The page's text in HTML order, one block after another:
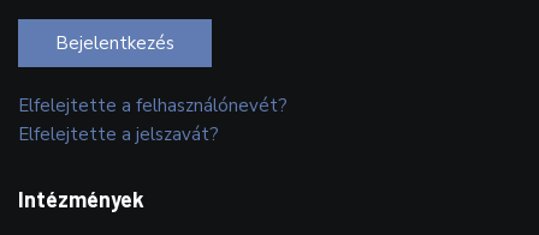
Bejelentkezés
Elfelejtette a felhasználónevét?
Elfelejtette a jelszavát?
Intézmények